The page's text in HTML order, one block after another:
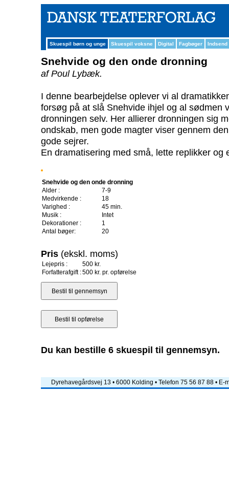
Skuespil børn og unge Skuespil voksne Digital Fagbøger Indsend
Snehvide og den onde dronning
af Poul Lybæk.
I denne bearbejdelse oplever vi al
forsøg på at slå Snehvide ihjel og al sødmen
dronningen selv. Her allierer dronningen sig
ondskab, men gode magter viser gennem
gode sejrer.
En dramatisering med små, lette replikker og
Snehvide og den onde dronning
Alder :
7-9
Medvirkende :
18
Varighed :
45 min.
Musik :
Intet
Dekorationer :
1
Antal bøger:
20
Pris (ekskl. moms)
Lejepris :
500 kr.
Forfatterafgift :500 kr. pr. opførelse
Du kan bestille 6 skuespil til gennemsyn.
Dyrehavegårdsvej 13 • 6000 Kolding • Telefon 75 56 87 88 • E-